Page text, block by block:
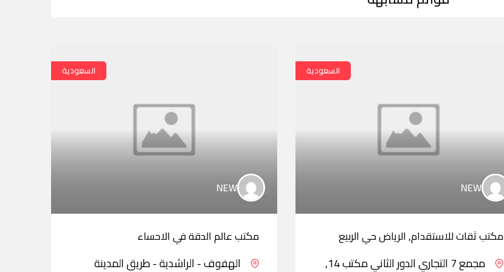
السعودية
NEW
مكتب ثقات للاستقدام, الرياض حي الربيع
مجمع 7 التجاري الدور الثاني مكتب 14,
السعودية
NEW
مكتب عالم الدقة في الاحساء
الهفوف - الراشدية - طريق المدينة